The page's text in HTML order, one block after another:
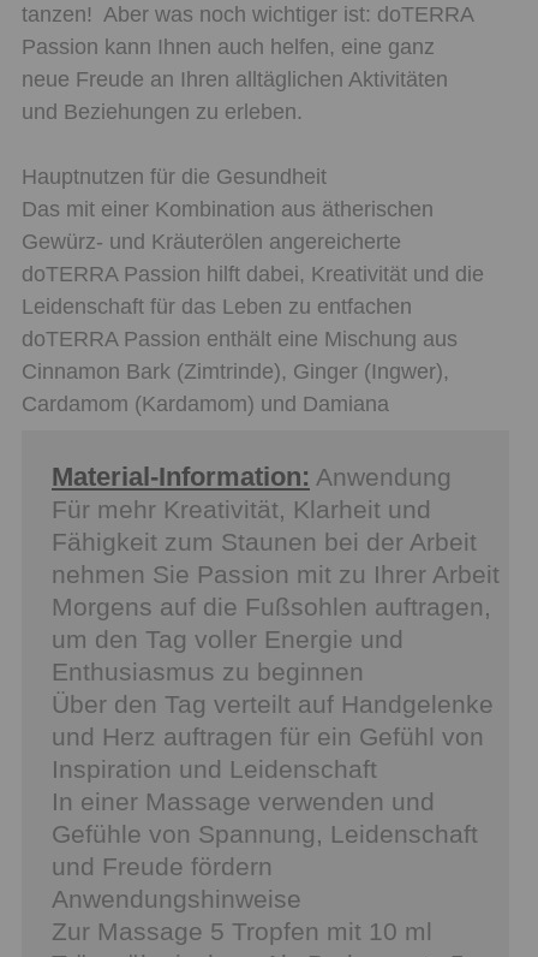
tanzen! Aber was noch wichtiger ist: doTERRA
Passion kann Ihnen auch helfen, eine ganz
neue Freude an Ihren alltäglichen Aktivitäten
und Beziehungen zu erleben.
Hauptnutzen für die Gesundheit
Das mit einer Kombination aus ätherischen
Gewürz- und Kräuterölen angereicherte
doTERRA Passion hilft dabei, Kreativität und die
Leidenschaft für das Leben zu entfachen
doTERRA Passion enthält eine Mischung aus
Cinnamon Bark (Zimtrinde), Ginger (Ingwer),
Cardamom (Kardamom) und Damiana
Material-Information: Anwendung
Für mehr Kreativität, Klarheit und
Fähigkeit zum Staunen bei der Arbeit
nehmen Sie Passion mit zu Ihrer Arbeit
Morgens auf die Fußsohlen auftragen,
um den Tag voller Energie und
Enthusiasmus zu beginnen
Über den Tag verteilt auf Handgelenke
und Herz auftragen für ein Gefühl von
Inspiration und Leidenschaft
In einer Massage verwenden und
Gefühle von Spannung, Leidenschaft
und Freude fördern
Anwendungshinweise
Zur Massage 5 Tropfen mit 10 ml